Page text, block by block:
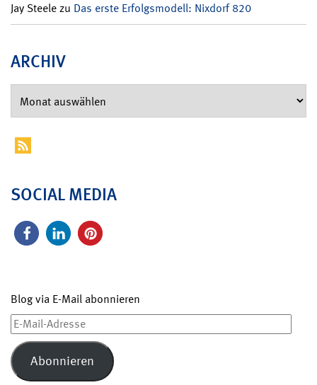
Jay Steelezu Das erste Erfolgsmodell: Nixdorf 820
ARCHIV
SOCIAL MEDIA
Blog via E-Mail abonnieren
E-
Mail-
Adresse
Abonnieren